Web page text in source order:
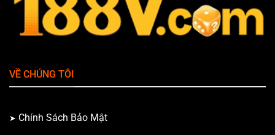
VỀ CHÚNG TÔI
Chính Sách Bảo Mật